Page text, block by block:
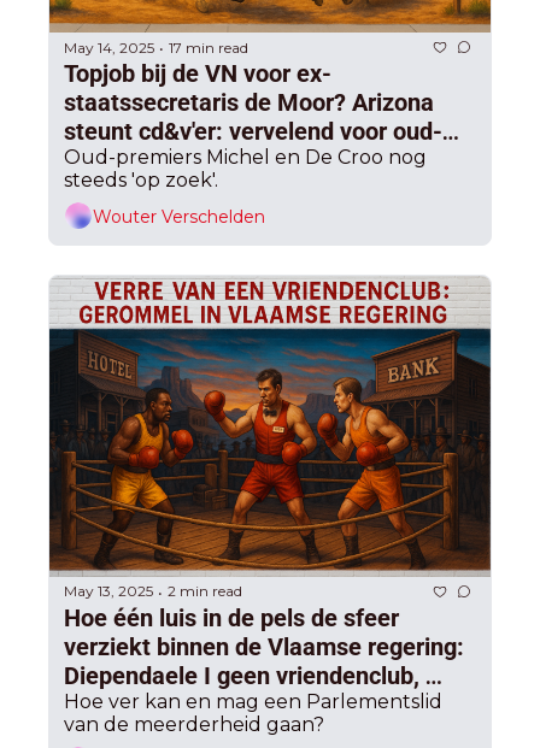
May 14, 2025 • 17 min read
Topjob bij de VN voor ex-
staatssecretaris de Moor? Arizona
steunt cd&v'er: vervelend voor oud-
premier De Croo
Oud-premiers Michel en De Croo nog
steeds 'op zoek'.
Wouter Verschelden
May 13, 2025 • 2 min read
Hoe één luis in de pels de sfeer
verziekt binnen de Vlaamse regering:
Diependaele I geen vriendenclub,
spanning over komende begroting
Hoe ver kan en mag een Parlementslid
van de meerderheid gaan?